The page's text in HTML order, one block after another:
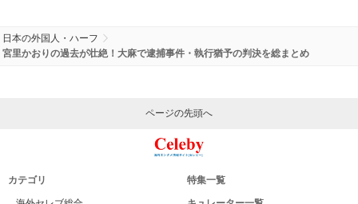
日本の外国人・ハーフ
宮里かおりの過去が壮絶！大麻で逮捕事件・執行猶予の判決を総まとめ
ページの先頭へ
カテゴリ 特集一覧